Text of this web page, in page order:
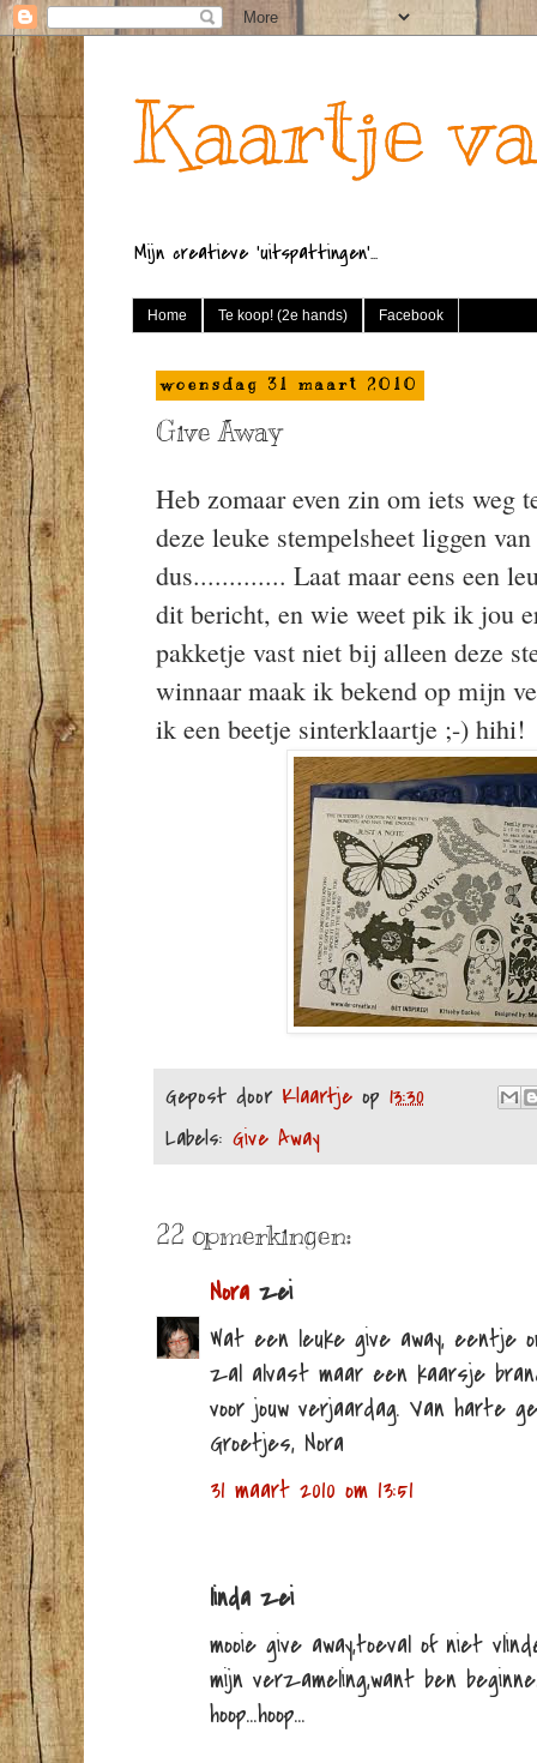
Kaartje
Mijn creatieve 'uitspattingen'...
Home Te koop! (2e hands) Facebook
woensdag 31 maart 2010
Give Away
Heb zomaar even zin om iets weg
deze leuke stempelsheet liggen
dus............. Laat maar eens een
dit bericht, en wie weet pik ik jou
pakketje vast niet bij alleen deze
winnaar maak ik bekend op mijn
ik een beetje sinterklaartje ;-) hihi!
Gepost door Klaartje op 13:30
Labels: Give Away
22 opmerkingen:
Nora zei
Wat een leuke give away, eentje
zal alvast maar een kaarsje
voor jouw verjaardag. Van harte
Groetjes, Nora
31 maart 2010 om 13:51
linda zei
mooie give away,toeval of niet
mijn verzameling,want ben
hoop...hoop...